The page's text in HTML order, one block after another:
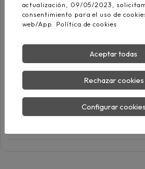
Aislamiento
Compuesto
Colores
actualización, 09/05/2023,
consentimiento para el uso de
web/App. Política de cookies
Aceptar todas
Rechazar cookies
Configurar cookies